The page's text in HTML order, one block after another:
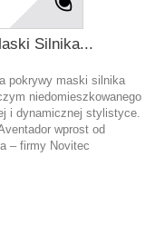
Silnika...
pokrywy maski silnika
niedomieszkowanego
i dynamicznej stylistyce.
wprost od
– firmy Novitec